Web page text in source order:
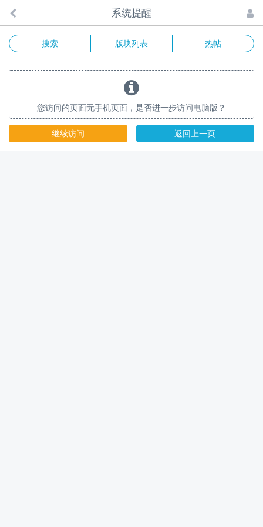
系统提醒
搜索 版块列表 热帖
您访问的页面无手机页面，是否进一步访问电脑版？
继续访问 返回上一页